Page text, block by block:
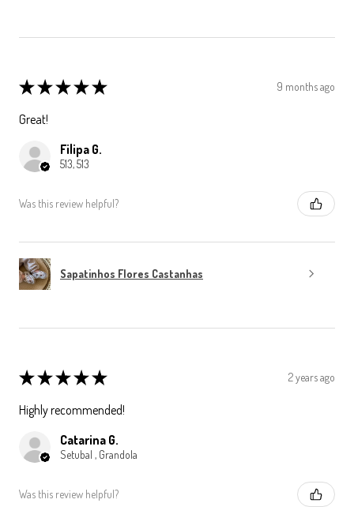
★★★★★ 9 months ago
Great!
Filipa G.
513, 513
Was this review helpful?
Sapatinhos Flores Castanhas
★★★★★ 2 years ago
Highly recommended!
Catarina G.
Setubal , Grandola
Was this review helpful?